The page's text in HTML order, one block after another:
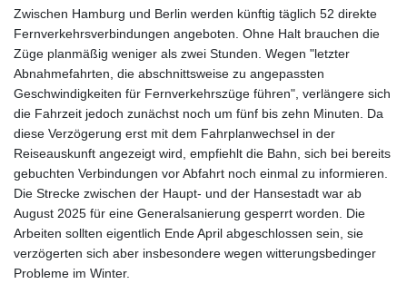
Zwischen Hamburg und Berlin werden künftig täglich 52 direkte
Fernverkehrsverbindungen angeboten. Ohne Halt brauchen die
Züge planmäßig weniger als zwei Stunden. Wegen "letzter
Abnahmefahrten, die abschnittsweise zu angepassten
Geschwindigkeiten für Fernverkehrszüge führen", verlängere sich
die Fahrzeit jedoch zunächst noch um fünf bis zehn Minuten. Da
diese Verzögerung erst mit dem Fahrplanwechsel in der
Reiseauskunft angezeigt wird, empfiehlt die Bahn, sich bei bereits
gebuchten Verbindungen vor Abfahrt noch einmal zu informieren.
Die Strecke zwischen der Haupt- und der Hansestadt war ab
August 2025 für eine Generalsanierung gesperrt worden. Die
Arbeiten sollten eigentlich Ende April abgeschlossen sein, sie
verzögerten sich aber insbesondere wegen witterungsbedinger
Probleme im Winter.